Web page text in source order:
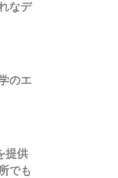
なデ
のエ
提供
でも